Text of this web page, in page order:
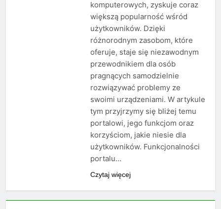
komputerowych, zyskuje coraz
większą popularność wśród
użytkowników. Dzięki
różnorodnym zasobom, które
oferuje, staje się niezawodnym
przewodnikiem dla osób
pragnących samodzielnie
rozwiązywać problemy ze
swoimi urządzeniami. W artykule
tym przyjrzymy się bliżej temu
portalowi, jego funkcjom oraz
korzyściom, jakie niesie dla
użytkowników. Funkcjonalności
portalu…
Czytaj więcej